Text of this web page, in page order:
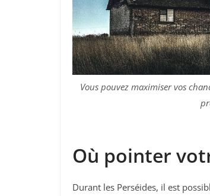
Vous pouvez maximiser vos
Où pointer
Durant les Perséides, il est